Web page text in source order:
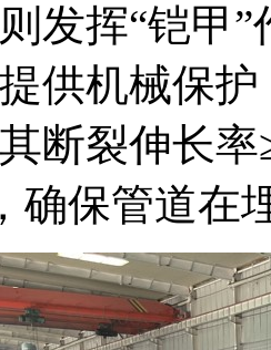
发挥“铠甲
供机械保
断裂伸长
确保管道在